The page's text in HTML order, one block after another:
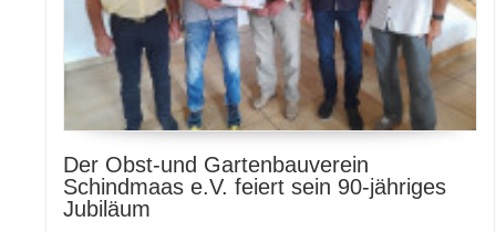
Der Obst-und Gartenbauverein
Schindmaas e.V. feiert sein 90-jähriges
Jubiläum